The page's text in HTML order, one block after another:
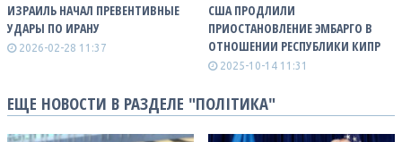
ИЗРАИЛЬ НАЧАЛ ПРЕВЕНТИВНЫЕ
УДАРЫ ПО ИРАНУ
2026-02-28 11:37
США ПРОДЛИЛИ
ПРИОСТАНОВЛЕНИЕ ЭМБАРГО В
ОТНОШЕНИИ РЕСПУБЛИКИ КИПР
2025-10-14 11:31
ЕЩЕ НОВОСТИ В РАЗДЕЛЕ "ПОЛІТИКА"